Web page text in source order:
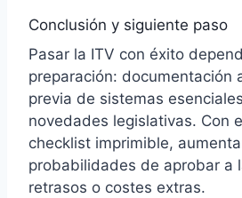
Conclusión y siguiente paso
Pasar la ITV con éxito
preparación: documentación
previa de sistemas
novedades legislativas. Con
checklist imprimible,
probabilidades de aprobar a
retrasos o costes extras.